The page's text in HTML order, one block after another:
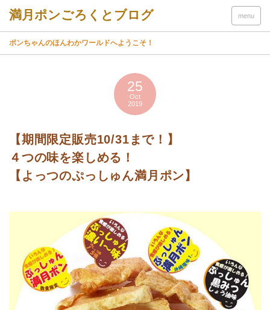
menu
ポンちゃんのほんわかワールドへようこそ！
25
Oct
2019
【期間限定販売10/31まで！】
４つの味を楽しめる！
【よっつのぷっしゅん満月ポン】